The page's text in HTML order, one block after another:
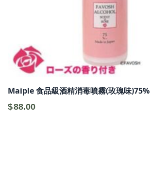
Maiple 食品級酒精消毒噴霧(玫瑰味)75%
$88.00